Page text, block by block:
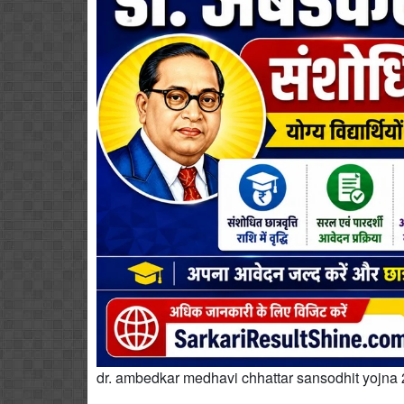
dr. ambedkar medhavi chhattar sansodhit yojna